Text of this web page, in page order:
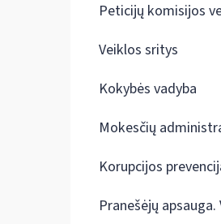
Peticijų komisijos
Veiklos sritys
Kokybės vadyba
Mokesčių
Korupcijos
Pranešėjų